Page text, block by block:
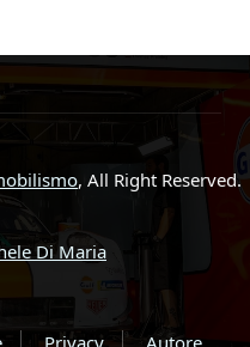
, All Right Reserved.
Di Maria
Privacy Autore